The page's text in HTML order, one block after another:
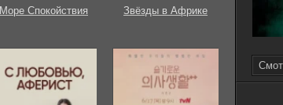
Море Спокойствия Звёзды в Африке